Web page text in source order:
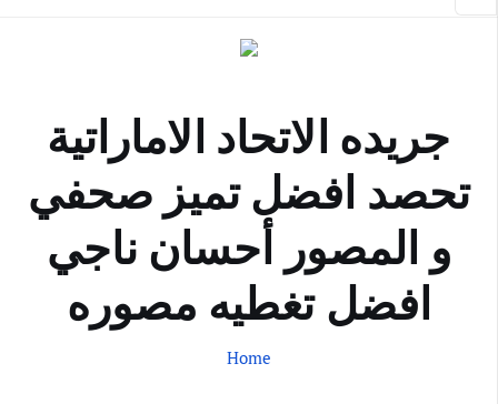
جريده الاتحاد الاماراتية
تحصد افضل تميز صحفي
و المصور أحسان ناجي
افضل تغطيه مصوره
Home